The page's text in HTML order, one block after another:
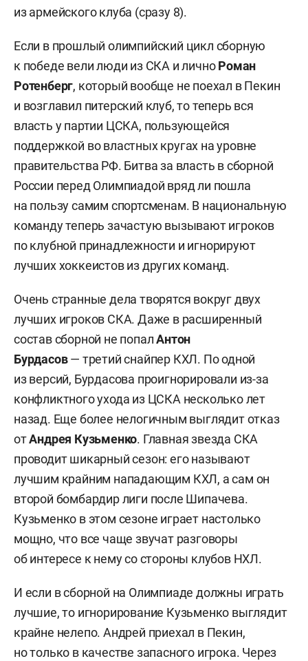
из армейского клуба (сразу 8).
Если в прошлый олимпийский цикл сборную
к победе вели люди из СКА и личноРоман
Ротенберг, который вообще не поехал в Пекин
и возглавил питерский клуб, то теперь вся
власть у партии ЦСКА, пользующейся
поддержкой во властных кругах на уровне
правительства РФ. Битва за власть в сборной
России перед Олимпиадой вряд ли пошла
на пользу самим спортсменам. В национальную
команду теперь зачастую вызывают игроков
по клубной принадлежности и игнорируют
лучших хоккеистов из других команд.
Очень странные дела творятся вокруг двух
лучших игроков СКА. Даже в расширенный
состав сборной не попалАнтон
Бурдасов— третий снайпер КХЛ. По одной
из версий, Бурдасова проигнорировали из-за
конфликтного ухода из ЦСКА несколько лет
назад. Еще более нелогичным выглядит отказ
отАндрея Кузьменко. Главная звезда СКА
проводит шикарный сезон: его называют
лучшим крайним нападающим КХЛ, а сам он
второй бомбардир лиги после Шипачева.
Кузьменко в этом сезоне играет настолько
мощно, что все чаще звучат разговоры
об интересе к нему со стороны клубов НХЛ.
И если в сборной на Олимпиаде должны играть
лучшие, то игнорирование Кузьменко выглядит
крайне нелепо. Андрей приехал в Пекин,
но только в качестве запасного игрока. Через